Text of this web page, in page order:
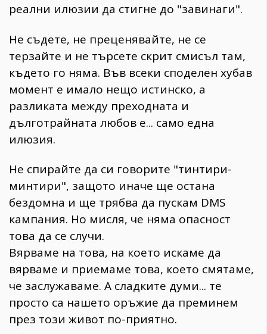
реални илюзии да стигне до "завинаги".
Не съдете, не преценявайте, не се
терзайте и не търсете скрит смисъл там,
където го няма. Във всеки споделен хубав
момент е имало нещо истинско, а
разликата между преходната и
дълготрайната любов е... само една
илюзия.
Не спирайте да си говорите "тинтири-
минтири", защото иначе ще остана
бездомна и ще трябва да пускам DMS
кампания. Но мисля, че няма опасност
това да се случи.
Вярваме на това, на което искаме да
вярваме и приемаме това, което смятаме,
че заслужаваме. А сладките думи... те
просто са нашето оръжие да преминем
през този живот по-приятно.